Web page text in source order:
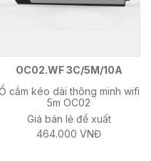
OC02.WF 3C/5M/10A
Ổ cắm kéo dài thông minh wifi
5m OC02
Giá bán lẻ đề xuất
464.000 VNĐ